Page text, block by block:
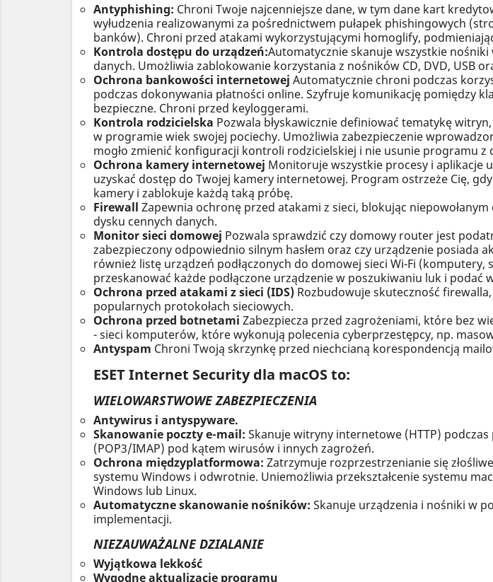
Antyphishing: Chroni Twoje najcenniejsze dane, w tym dane kart
wyłudzenia realizowanymi za pośrednictwem pułapek phishingowych
banków). Chroni przed atakami wykorzystującymi homoglify,
Kontrola dostępu do urządzeń:Automatycznie skanuje wszystkie
danych. Umożliwia zablokowanie korzystania z nośników CD, DVD, USB
Ochrona bankowości internetowej Automatycznie chroni podczas
podczas dokonywania płatności online. Szyfruje komunikację pomiędzy
bezpieczne. Chroni przed keyloggerami.
Kontrola rodzicielska Pozwala błyskawicznie definiować tematykę
w programie wiek swojej pociechy. Umożliwia zabezpieczenie
mogło zmienić konfiguracji kontroli rodzicielskiej i nie usunie programu z
Ochrona kamery internetowej Monitoruje wszystkie procesy i aplikacje
uzyskać dostęp do Twojej kamery internetowej. Program ostrzeże Cię,
kamery i zablokuje każdą taką próbę.
Firewall Zapewnia ochronę przed atakami z sieci, blokując
dysku cennych danych.
Monitor sieci domowej Pozwala sprawdzić czy domowy router jest
zabezpieczony odpowiednio silnym hasłem oraz czy urządzenie
również listę urządzeń podłączonych do domowej sieci Wi-Fi
przeskanować każde podłączone urządzenie w poszukiwaniu luk i
Ochrona przed atakami z sieci (IDS) Rozbudowuje skuteczność
popularnych protokołach sieciowych.
Ochrona przed botnetami Zabezpiecza przed zagrożeniami, które bez
- sieci komputerów, które wykonują polecenia cyberprzestępcy, np.
Antyspam Chroni Twoją skrzynkę przed niechcianą korespondencją
ESET Internet Security dla macOS to:
WIELOWARSTWOWE ZABEZPIECZENIA
Antywirus i antyspyware.
Skanowanie poczty e-mail: Skanuje witryny internetowe (HTTP)
(POP3/IMAP) pod kątem wirusów i innych zagrożeń.
Ochrona międzyplatformowa: Zatrzymuje rozprzestrzenianie się
systemu Windows i odwrotnie. Uniemożliwia przekształcenie systemu
Windows lub Linux.
Automatyczne skanowanie nośników: Skanuje urządzenia i nośniki w
implementacji.
NIEZAUWAŻALNE DZIALANIE
Wyjątkowa lekkość
Wygodne aktualizacje programu